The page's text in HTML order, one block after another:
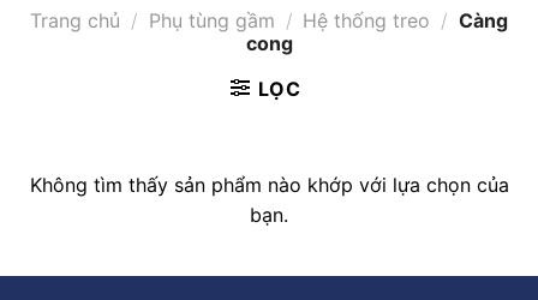
Trang chủ / Phụ tùng gầm / Hệ thống treo / Càng
cong
LỌC
Không tìm thấy sản phẩm nào khớp với lựa chọn của
bạn.